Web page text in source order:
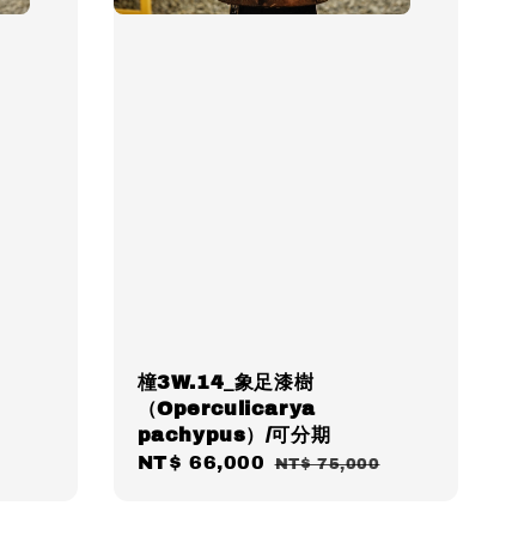
橦3W.14_象足漆樹
（Operculicarya
pachypus）/可分期
Sale
NT$ 66,000 Regular
NT$ 75,000